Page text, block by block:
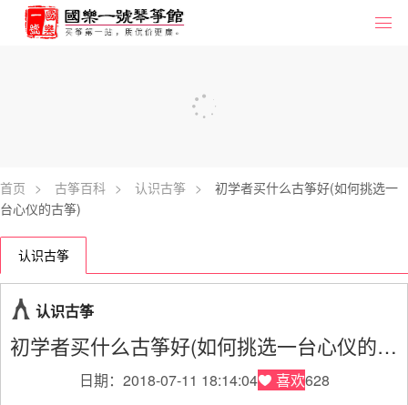
首页 > 古筝百科 > 认识古筝 >
初学者买什么古筝好(如何挑选一
台心仪的古筝)
认识古筝
认识古筝
初学者买什么古筝好(如何挑选一台心仪的古筝)
日期：2018-07-11 18:14:04 喜欢628